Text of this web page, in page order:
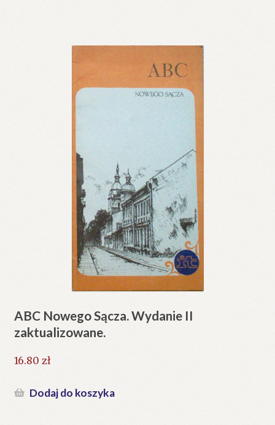
ABC Nowego Sącza. Wydanie II
zaktualizowane.
16.80 zł
Dodaj do koszyka